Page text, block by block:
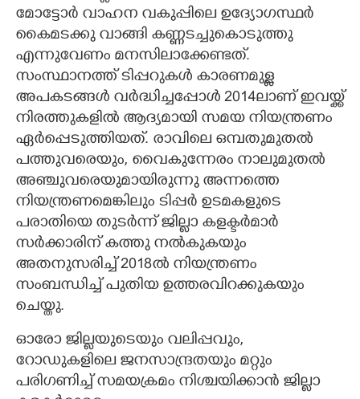
മോട്ടോർ വാഹന വകുപ്പിലെ ഉദ്യോഗസ്ഥർ
കൈമടക്കു വാങ്ങി കണ്ണടച്ചുകൊടുത്തു
എന്നുവേണം മനസിലാക്കേണ്ടത്.
സംസ്ഥാനത്ത് ടിപ്പറുകൾ കാരണമുള്ള
അപകടങ്ങൾ വർദ്ധിച്ചപ്പോൾ 2014ലാണ് ഇവയ്ക്ക്
നിരത്തുകളിൽ ആദ്യമായി സമയ നിയന്ത്രണം
ഏർപ്പെടുത്തിയത്. രാവിലെ ഒമ്പതുമുതൽ
പത്തുവരെയും,​ വൈകുന്നേരം നാലുമുതൽ
അഞ്ചുവരെയുമായിരുന്നു അന്നത്തെ
നിയന്ത്രണമെങ്കിലും ടിപ്പർ ഉടമകളുടെ
പരാതിയെ തുടർന്ന് ജില്ലാ കളക്ടർമാർ
സർക്കാരിന് കത്തു നൽകുകയും
അതനുസരിച്ച് 2018ൽ നിയന്ത്രണം
സംബന്ധിച്ച് പുതിയ ഉത്തരവിറക്കുകയും
ചെയ്തു.
ഓരോ ജില്ലയുടെയും വലിപ്പവും,​
റോഡുകളിലെ ജനസാന്ദ്രതയും മറ്റും
പരിഗണിച്ച് സമയക്രമം നിശ്ചയിക്കാൻ ജില്ലാ